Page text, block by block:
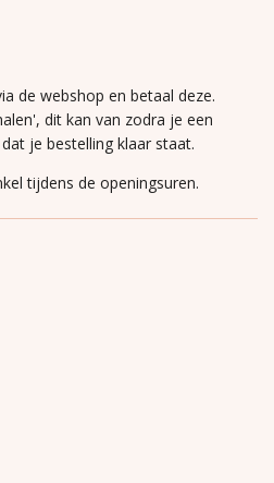
de webshop en betaal deze.
dit kan van zodra je een
je bestelling klaar staat.
tijdens de openingsuren.